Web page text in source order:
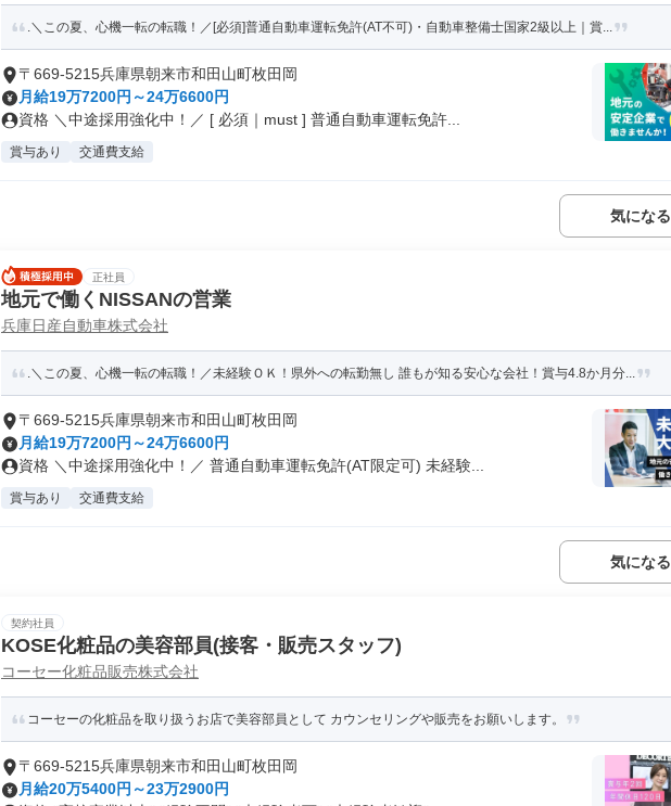
.＼この夏、心機一転の転職！／[必須]普通自動車運転免許(AT不可)・自動車整備士国家2級以上｜賞...
〒669-5215兵庫県朝来市和田山町枚田岡
月給19万7200円～24万6600円
資格 ＼中途採用強化中！／ [ 必須｜must ] 普通自動車運転免許...
賞与あり 交通費支給
気になる
正社員
地元で働くNISSANの営業
兵庫日産自動車株式会社
.＼この夏、心機一転の転職！／未経験ＯＫ！県外への転勤無し 誰もが知る安心な会社！賞与4.8か月分...
〒669-5215兵庫県朝来市和田山町枚田岡
月給19万7200円～24万6600円
資格 ＼中途採用強化中！／ 普通自動車運転免許(AT限定可) 未経験...
賞与あり 交通費支給
気になる
契約社員
KOSE化粧品の美容部員(接客・販売スタッフ)
コーセー化粧品販売株式会社
コーセーの化粧品を取り扱うお店で美容部員として カウンセリングや販売をお願いします。
〒669-5215兵庫県朝来市和田山町枚田岡
月給20万5400円～23万2900円